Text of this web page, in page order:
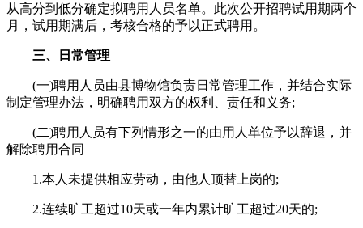
从高分到低分确定拟聘用人员名单。此次公开招聘试用期两个
月，试用期满后，考核合格的予以正式聘用。
三、日常管理
(一)聘用人员由县博物馆负责日常管理工作，并结合实际
制定管理办法，明确聘用双方的权利、责任和义务;
(二)聘用人员有下列情形之一的由用人单位予以辞退，并
解除聘用合同
1.本人未提供相应劳动，由他人顶替上岗的;
2.连续旷工超过10天或一年内累计旷工超过20天的;